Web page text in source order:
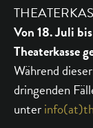
Von 18. Juli
Theaterkasse
Während
dringenden
unter